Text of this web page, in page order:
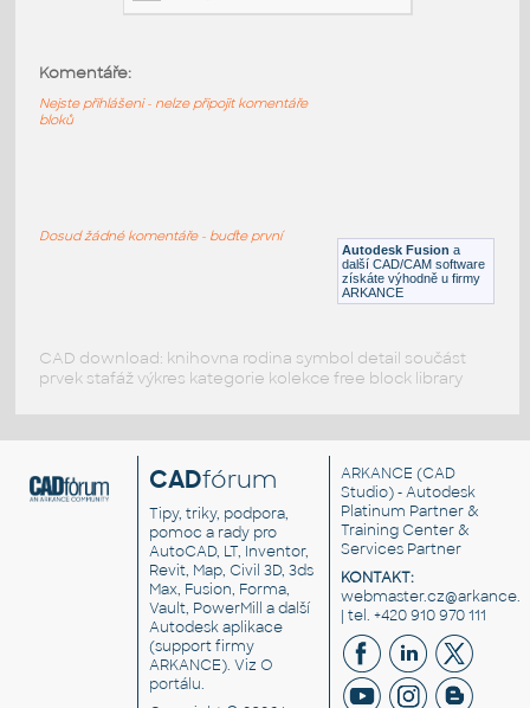
F3D Příruby
F3D Příruby Autodesk Fusion a
další CAD/CAM software
získáte výhodně u firmy
ARKANCE
Komentáře:
Nejste přihlášeni - nelze připojit komentáře
bloků
Dosud žádné komentáře - buďte první
CAD download: knihovna rodina symbol detail součást
prvek stafáž výkres kategorie kolekce free block library
CADfórum
Tipy, triky, podpora,
pomoc a rady pro
AutoCAD, LT, Inventor,
Revit, Map, Civil 3D, 3ds
Max, Fusion, Forma,
Vault, PowerMill a další
Autodesk aplikace
(support firmy
ARKANCE). VizO
portálu.
ARKANCE (CAD
Studio) - Autodesk
Platinum Partner &
Training Center &
Services Partner
KONTAKT:
| tel. +420 910 970 111